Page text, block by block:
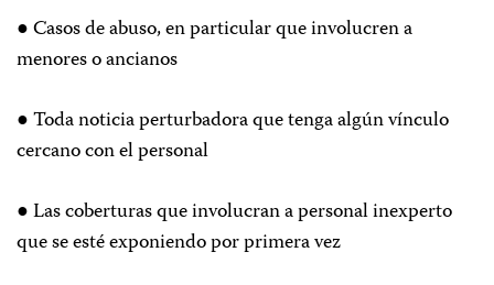
● Casos de abuso, en particular que involucren a
menores o ancianos
● Toda noticia perturbadora que tenga algún vínculo
cercano con el personal
● Las coberturas que involucran a personal inexperto
que se esté exponiendo por primera vez